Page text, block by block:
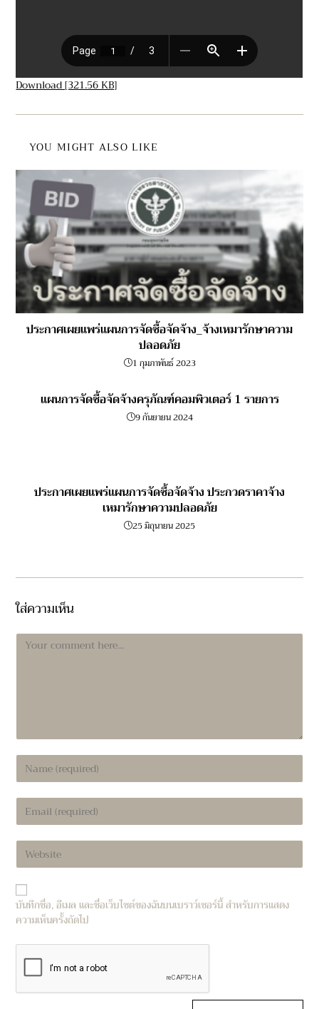
Download [321.56 KB]
YOU MIGHT ALSO LIKE
ประกาศเผยแพร่แผนการจัดซื้อจัดจ้าง_จ้างเหมารักษาความ
ปลอดภัย
1 กุมภาพันธ์ 2023
แผนการจัดซื้อจัดจ้างครุภัณฑ์คอมพิวเตอร์ 1 รายการ
9 กันยายน 2024
ประกาศเผยแพร่แผนการจัดซื้อจัดจ้าง ประกวดราคาจ้าง
เหมารักษาความปลอดภัย
25 มิถุนายน 2025
ใส่ความเห็น
Comment
Enter
your
username
comment
Enter
your
address
to
Enter
your
URL
(optional)
บันทึกชื่อ, อีเมล และชื่อเว็บไซต์ของฉันบนเบราว์เซอร์นี้ สำหรับการแสดง
ความเห็นครั้งถัดไป